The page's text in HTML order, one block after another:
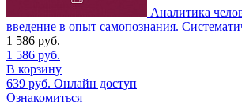
Аналитика
введение в опыт самопознания.
1 586 руб.
1 586 руб.
В корзину
639 руб. Онлайн доступ
Ознакомиться